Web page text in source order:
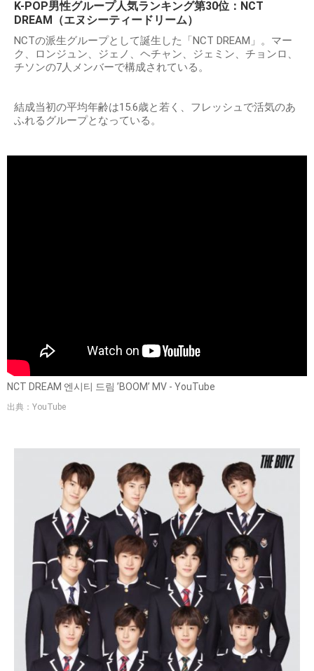
K-POP男性グループ人気ランキング第30位：NCT
DREAM（エヌシーティードリーム）
NCTの派生グループとして誕生した「NCT DREAM」。マー
ク、ロンジュン、ジェノ、ヘチャン、ジェミン、チョンロ、
チソンの7人メンバーで構成されている。
結成当初の平均年齢は15.6歳と若く、フレッシュで活気のあ
ふれるグループとなっている。
NCT DREAM 엔시티 드림 ’BOOM’ MV - YouTube
出典：YouTube